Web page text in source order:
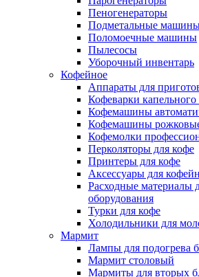
Пеногенераторы
Подметальные
Поломоечные машины
Пылесосы
Уборочный инвентарь
Кофейное
Аппараты для
Кофеварки капельного
Кофемашины
Кофемашины
Кофемолки
Перколяторы для кофе
Принтеры для кофе
Аксессуары для
Расходные материалы
оборудования
Турки для кофе
Холодильники для
Мармит
Лампы для подогрева
Мармит столовый
Мармиты для вторых